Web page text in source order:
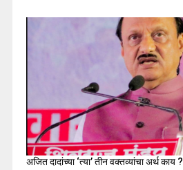
अजित दादांच्या ‘त्या’ तीन वक्तव्यांचा अर्थ काय ?